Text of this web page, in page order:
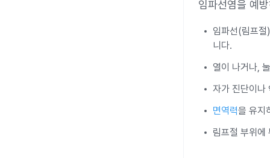
임파선염을 예
임파선(림프
니다.
열이 나거나,
자가 진단이나
면역력을 유지
림프절 부위에